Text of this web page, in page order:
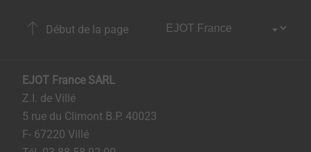
Début de la page
EJOT France SARL
Z.I. de Villé
5 rue du Climont B.P. 40023
F- 67220 Villé